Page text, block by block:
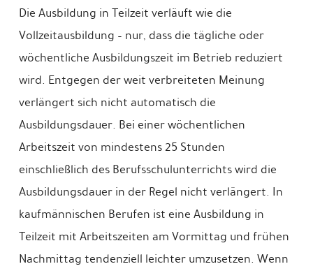
Die Ausbildung in Teilzeit verläuft wie die
Vollzeitausbildung – nur, dass die tägliche oder
wöchentliche Ausbildungszeit im Betrieb reduziert
wird. Entgegen der weit verbreiteten Meinung
verlängert sich nicht automatisch die
Ausbildungsdauer. Bei einer wöchentlichen
Arbeitszeit von mindestens 25 Stunden
einschließlich des Berufsschulunterrichts wird die
Ausbildungsdauer in der Regel nicht verlängert. In
kaufmännischen Berufen ist eine Ausbildung in
Teilzeit mit Arbeitszeiten am Vormittag und frühen
Nachmittag tendenziell leichter umzusetzen. Wenn